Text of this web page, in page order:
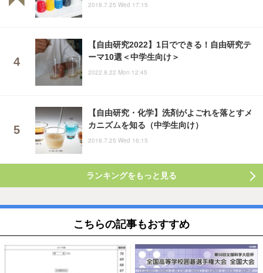
2018.7.25 Wed 17:15
【自由研究2022】1日でできる！自由研究テ
ーマ10選＜中学生向け＞
2022.8.22 Mon 12:45
【自由研究・化学】洗剤がよごれを落とすメ
カニズムを知る（中学生向け）
2018.7.25 Wed 16:15
ランキングをもっと見る
こちらの記事もおすすめ